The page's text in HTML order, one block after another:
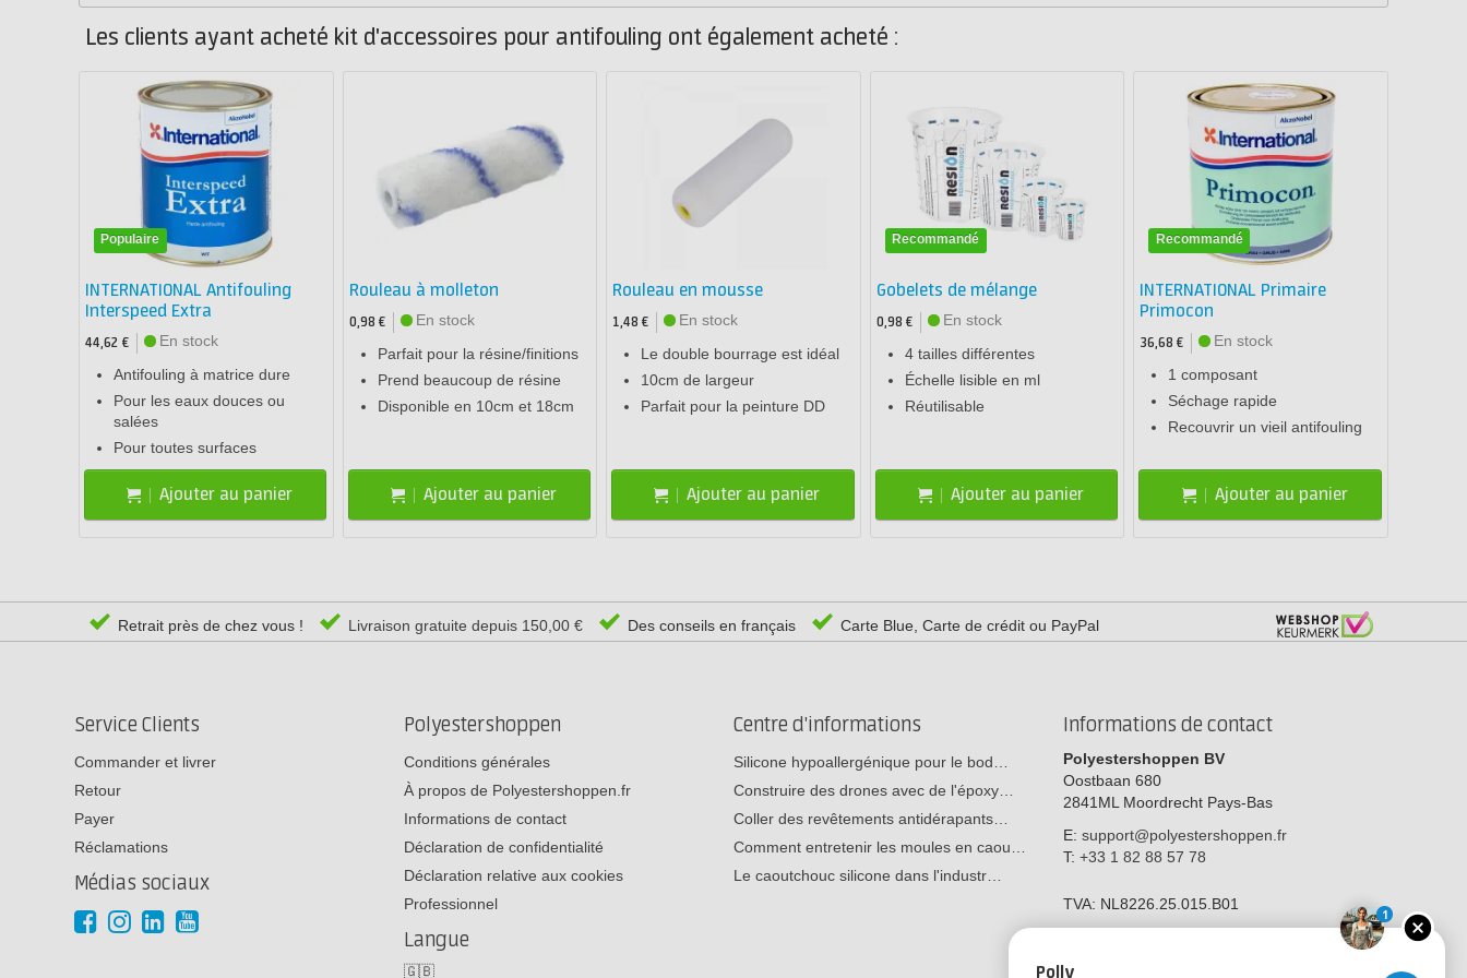
Les clients ayant acheté kit d'accessoires pour antifouling ont également acheté :
Populaire
INTERNATIONAL Antifouling
Interspeed Extra
44,62 €
En stock
Antifouling à matrice dure
Pour les eaux douces ou
salées
Pour toutes surfaces
Ajouter au panier
Rouleau à molleton
0,98 €
En stock
Parfait pour la résine/finitions
Prend beaucoup de résine
Disponible en 10cm et 18cm
Ajouter au panier
Rouleau en mousse
1,48 €
En stock
Le double bourrage est idéal
10cm de largeur
Parfait pour la peinture DD
Ajouter au panier
Recommandé
Gobelets de mélange
0,98 €
En stock
4 tailles différentes
Échelle lisible en ml
Réutilisable
Ajouter au panier
Recommandé
INTERNATIONAL Primaire
Primocon
36,68 €
En stock
1 composant
Séchage rapide
Recouvrir un vieil antifouling
Ajouter au panier
Retrait près de chez vous ! Livraison gratuite depuis 150,00 € Des conseils en français Carte Blue, Carte de crédit ou PayPal
Service Clients
Commander et livrer
Retour
Payer
Réclamations
Médias sociaux
Polyestershoppen
Conditions générales
À propos de Polyestershoppen.fr
Informations de contact
Déclaration de confidentialité
Déclaration relative aux cookies
Professionnel
Langue
🇬🇧
Centre d'informations
Silicone hypoallergénique pour le bod…
Construire des drones avec de l'époxy…
Coller des revêtements antidérapants…
Comment entretenir les moules en caou…
Le caoutchouc silicone dans l'industr…
Informations de contact
Polyestershoppen BV
Oostbaan 680
2841ML Moordrecht Pays-Bas
E: support@polyestershoppen.fr
T: +33 1 82 88 57 78
TVA: NL8226.25.015.B01
1
Polly